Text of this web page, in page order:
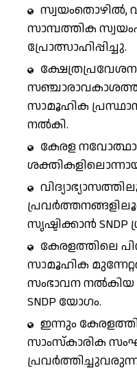
സ്വയംതൊഴിൽ,
സാമ്പത്തിക
പ്രോത്സാഹിപ്പിച്ചു.
സാമൂഹിക
നൽകി.
കേരള
സൃഷ്ടിക്കാൻ SNDP
കേരളത്തിലെ
സാമൂഹിക
സംഭാവന
SNDP യോഗം.
ഇന്നും
സാംസ്കാരിക